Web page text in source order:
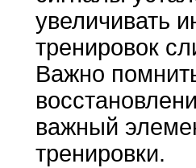
увеличивать
тренировок
Важно
важный
тренировки.